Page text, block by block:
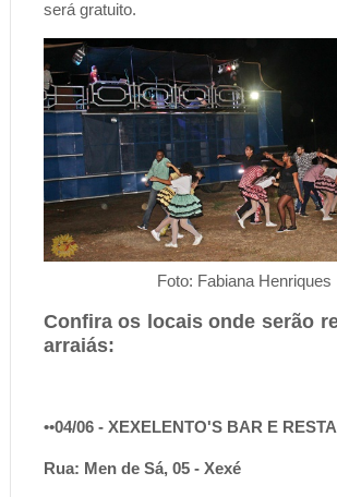
será gratuito.
Foto: Fabiana Henriques
Confira os locais onde serão
arraiás:
••04/06 - XEXELENTO'S BAR E
Rua: Men de Sá, 05 - Xexé